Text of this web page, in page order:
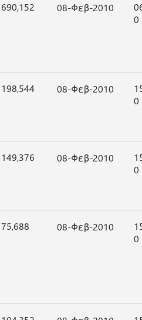
690,152 08-Φεβ-2010
0
198,544 08-Φεβ-2010
0
149,376 08-Φεβ-2010
0
75,688 08-Φεβ-2010
0